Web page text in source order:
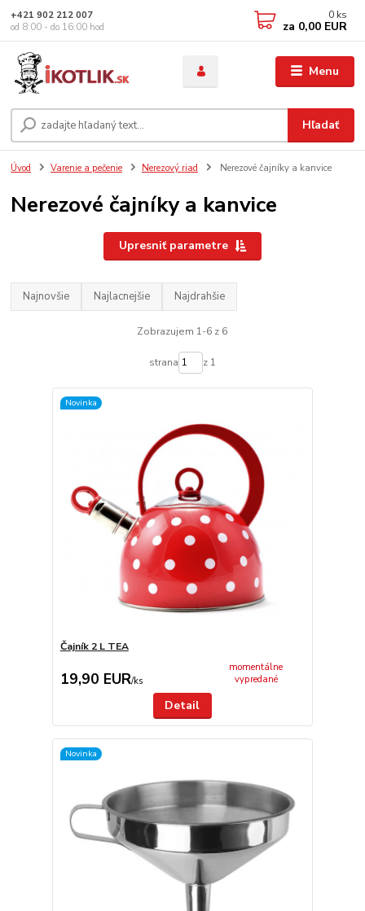
Menu
Hľadať
+421 902 212 007
od 8:00 - do 16:00 hod
0 ks
za 0,00 EUR
Úvod Varenie a pečenie Nerezový riad Nerezové čajníky a kanvice
Nerezové čajníky a kanvice
Upresniť parametre
Najnovšie Najlacnejšie Najdrahšie
Zobrazujem 1-6 z 6
strana z 1
Novinka
Čajník 2 L TEA
19,90 EUR/ks
momentálne
vypredané
Detail
Novinka